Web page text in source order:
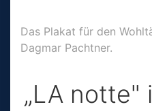
Das Plakat für den
Dagmar Pachtner.
„LA notte"